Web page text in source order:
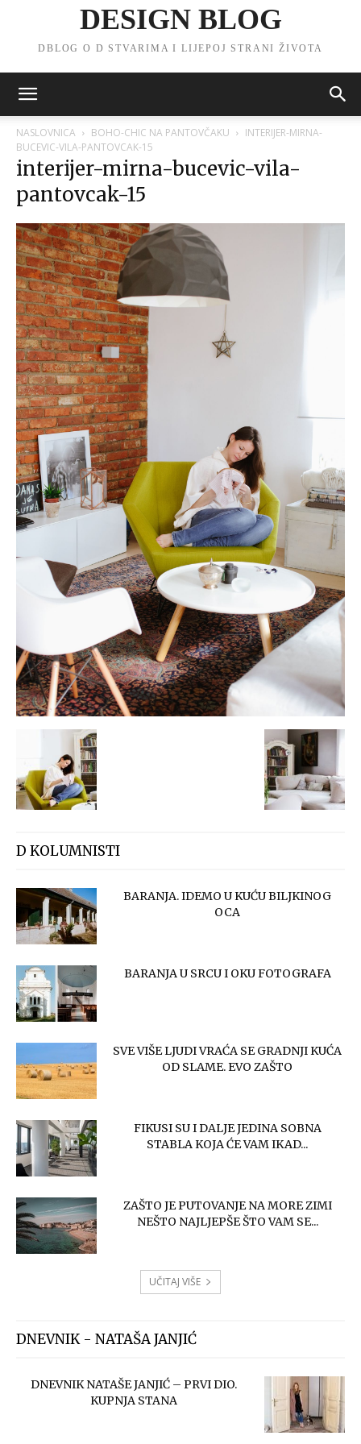
DESIGN BLOG
DBLOG O D STVARIMA I LIJEPOJ STRANI ŽIVOTA
NASLOVNICA BOHO-CHIC NA PANTOVČAKU
INTERIJER-MIRNA-
BUCEVIC-VILA-PANTOVCAK-15
interijer-mirna-bucevic-vila-
pantovcak-15
D KOLUMNISTI
BARANJA. IDEMO U KUĆU BILJKINOG
OCA
BARANJA U SRCU I OKU FOTOGRAFA
SVE VIŠE LJUDI VRAĆA SE GRADNJI KUĆA
OD SLAME. EVO ZAŠTO
FIKUSI SU I DALJE JEDINA SOBNA
STABLA KOJA ĆE VAM IKAD...
ZAŠTO JE PUTOVANJE NA MORE ZIMI
NEŠTO NAJLJEPŠE ŠTO VAM SE...
UČITAJ VIŠE
DNEVNIK - NATAŠA JANJIĆ
DNEVNIK NATAŠE JANJIĆ – PRVI DIO.
KUPNJA STANA